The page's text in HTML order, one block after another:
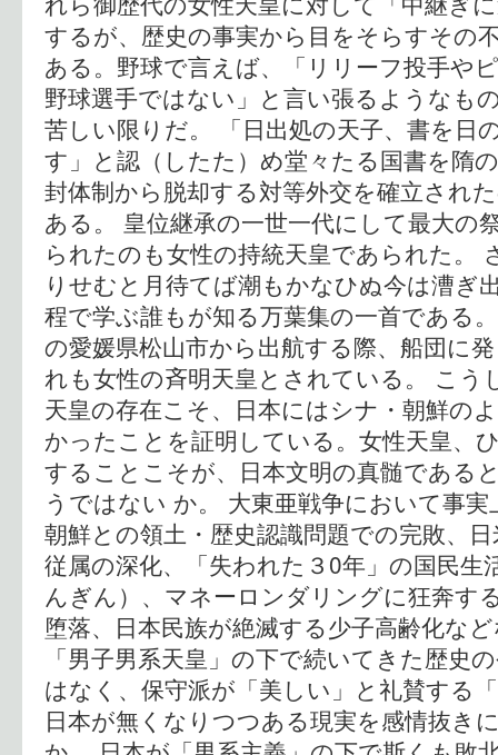
するが、歴史の事実から目をそらすその
ある。野球で言えば、「リリーフ投手や
野球選手ではない」と言い張るようなも
苦しい限りだ。 「日出処の天子、書を日
す」と認（したた）め堂々たる国書を隋
封体制から脱却する対等外交を確立され
ある。 皇位継承の一世一代にして最大の
られたのも女性の持統天皇であられた。
りせむと月待てば潮もかなひぬ今は漕ぎ
程で学ぶ誰もが知る万葉集の一首である
の愛媛県松山市から出航する際、船団に
れも女性の斉明天皇とされている。 こう
天皇の存在こそ、日本にはシナ・朝鮮の
かったことを証明している。女性天皇、
することこそが、日本文明の真髄である
うではない か。 大東亜戦争において事
朝鮮との領土・歴史認識問題での完敗、
従属の深化、「失われた３0年」の国民生
んぎん）、マネーロンダリングに狂奔す
堕落、日本民族が絶滅する少子高齢化な
「男子男系天皇」の下で続いてきた歴史
はなく、保守派が「美しい」と礼賛する
日本が無くなりつつある現実を感情抜き